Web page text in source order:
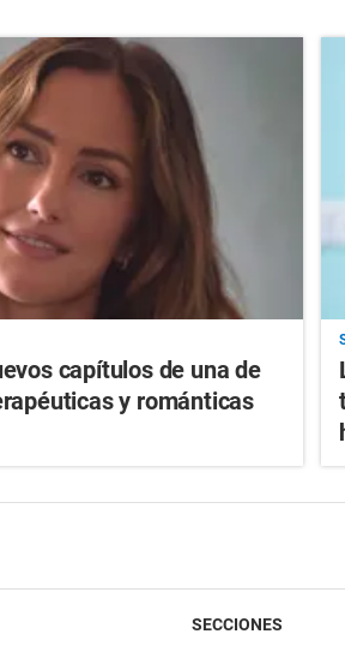
capítulos de una de
y románticas
SECCIONES